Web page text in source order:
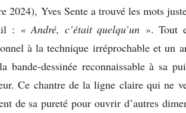
2024), Yves Sente a trouvé les mots
: « André, c’était quelqu’un ». Tout
à la technique irréprochable et un
dessinée reconnaissable à sa
Ce chantre de la ligne claire qui ne
de sa pureté pour ouvrir d’autres